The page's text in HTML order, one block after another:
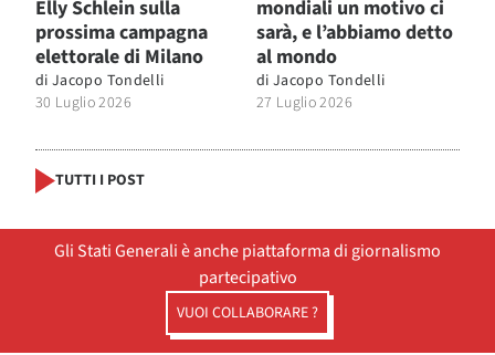
Elly Schlein sulla
prossima campagna
elettorale di Milano
di Jacopo Tondelli
30 Luglio 2026
mondiali un motivo ci
sarà, e l’abbiamo detto
al mondo
di Jacopo Tondelli
27 Luglio 2026
TUTTI I POST
Gli Stati Generali è anche piattaforma di giornalismo
partecipativo
VUOI COLLABORARE ?